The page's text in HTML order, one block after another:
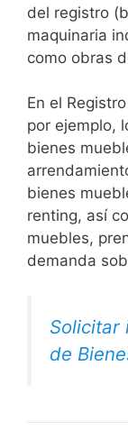
del registro
maquinaria
como obras
En el
por ejemplo,
bienes
bienes
renting, así
muebles,
demanda
Solicitar
de